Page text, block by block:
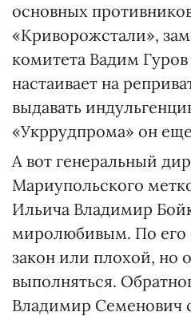
основных
«Криворожстали»,
комитета Вадим
настаивает на
выдавать
«Укррудпрома» он
А вот генеральный
Мариупольского
Ильича Владимир
миролюбивым. По его
закон или плохой, но
выполняться.
Владимир Семенович